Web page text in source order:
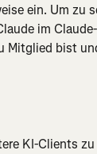
ein. Um zu
im Claude-
Mitglied bist
KI-Clients zu